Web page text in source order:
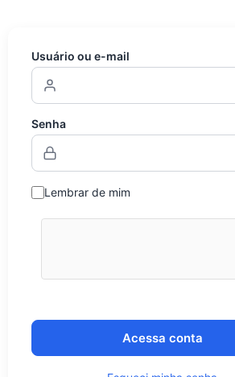
Usuário ou e-mail
Senha
Lembrar de mim
Acessa conta